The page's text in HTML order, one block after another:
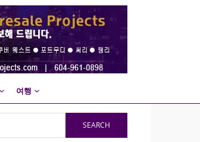
여행